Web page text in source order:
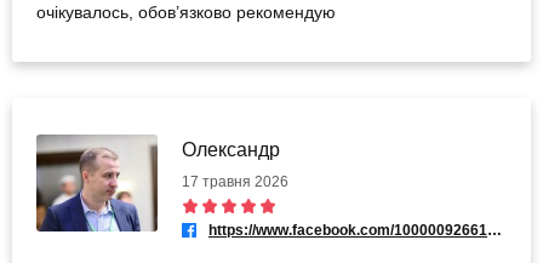
очікувалось, обов’язково рекомендую
Олександр
17 травня 2026
https://www.facebook.com/100000926612766